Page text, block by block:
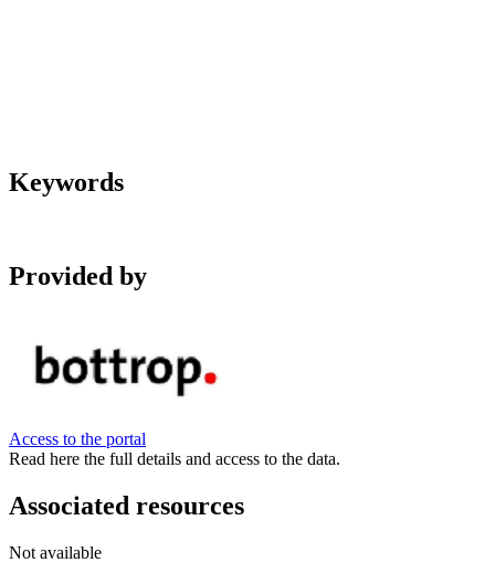
Keywords
Provided by
Access to the portal
Read here the full details and access to the data.
Associated resources
Not available